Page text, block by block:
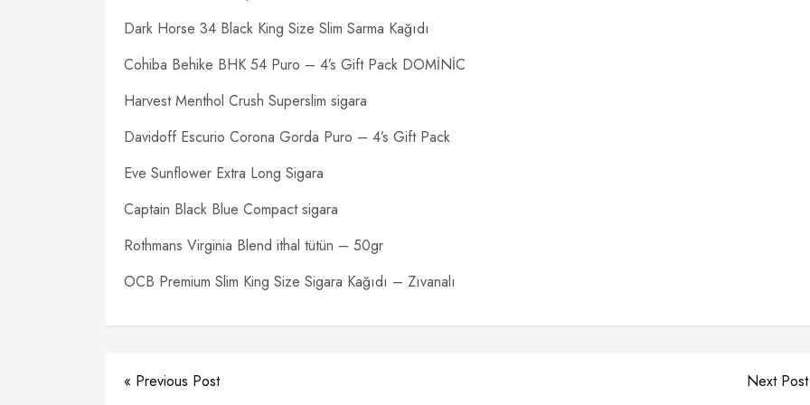
Dark Horse 34 Black King Size Slim Sarma Kağıdı
Cohiba Behike BHK 54 Puro – 4’s Gift Pack DOMİNİC
Harvest Menthol Crush Superslim sigara
Davidoff Escurio Corona Gorda Puro – 4’s Gift Pack
Eve Sunflower Extra Long Sigara
Captain Black Blue Compact sigara
Rothmans Virginia Blend ithal tütün – 50gr
OCB Premium Slim King Size Sigara Kağıdı – Zıvanalı
« Previous Post Next